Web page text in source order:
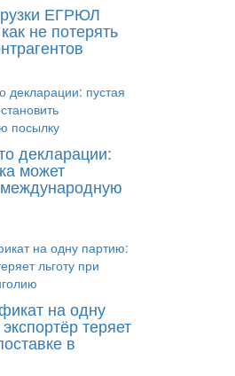
ЕГРЮЛ
не потерять
декларации:
может
на одну
теряет
в